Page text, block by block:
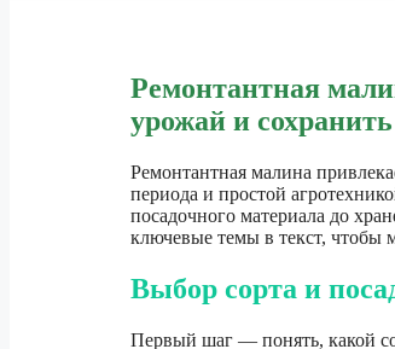
Ремонтантная
урожай и
Ремонтантная малина
периода и простой
посадочного материала до
ключевые темы в текст, чтобы
Выбор сорта и
Первый шаг — понять, какой